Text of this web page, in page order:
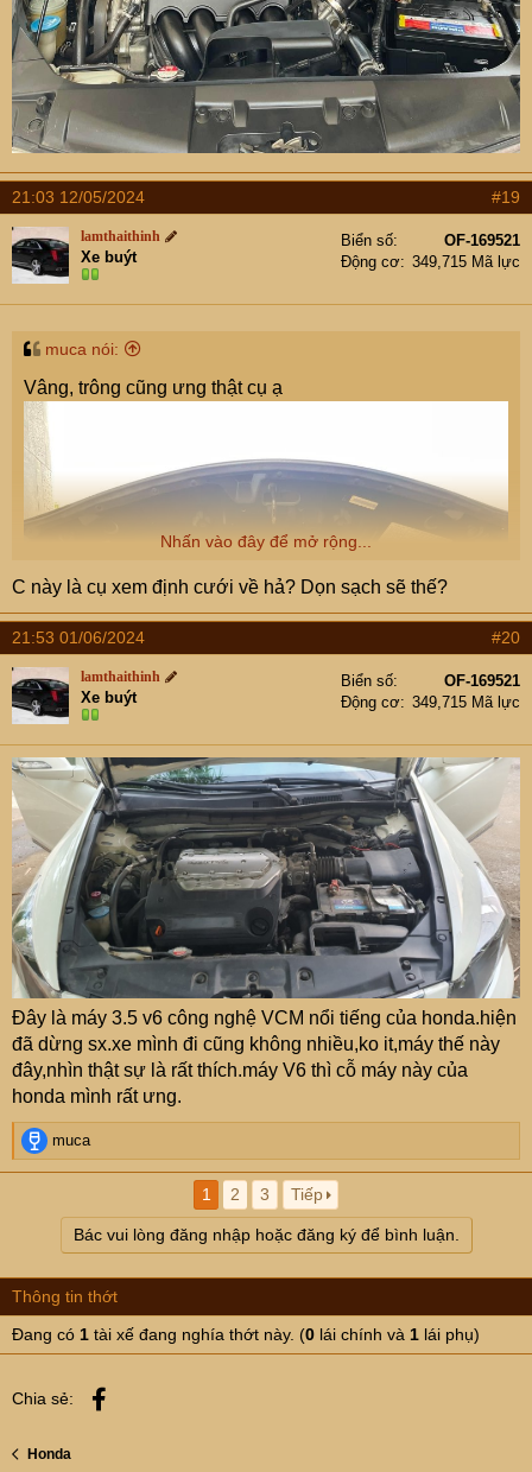
21:03 12/05/2024 #19
lamthaithinh
Xe buýt
Biển số
OF-169521
Động cơ
349,715 Mã lực
muca nói:
Vâng, trông cũng ưng thật cụ ạ
Nhấn vào đây để mở rộng...
C này là cụ xem định cưới về hả? Dọn sạch sẽ thế?
21:53 01/06/2024 #20
lamthaithinh
Xe buýt
Biển số
OF-169521
Động cơ
349,715 Mã lực
Đây là máy 3.5 v6 công nghệ VCM nổi tiếng của honda.hiện
đã dừng sx.xe mình đi cũng không nhiều,ko it,máy thế này
đây,nhìn thật sự là rất thích.máy V6 thì cỗ máy này của
honda mình rất ưng.
R
e
s
muca
1 2 3 Tiếp
Bác vui lòng đăng nhập hoặc đăng ký để bình luận.
Thông tin thớt
Đang có 1 tài xế đang nghía thớt này. (0 lái chính và 1 lái phụ)
Chia sẻ:
Honda